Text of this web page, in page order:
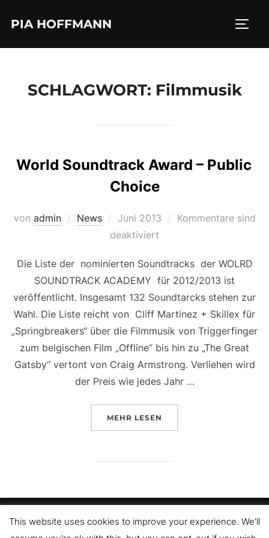
InhaltPIA HOFFMANN
SCHLAGWORT: Filmmusik
World Soundtrack Award – Public
Choice
von admin News
Veröffentlicht
am
Juni 2013
Kommentare sind
deaktiviert
Die Liste der nominierten Soundtracks der WOLRD
SOUNDTRACK ACADEMY für 2012/2013 ist
veröffentlicht. Insgesamt 132 Soundtarcks stehen zur
Wahl. Die Liste reicht von Cliff Martinez + Skillex für
„Springbreakers“ über die Filmmusik von Triggerfinger
zum belgischen Film „Offline“ bis hin zu „The Great
Gatsby“ vertont von Craig Armstrong. Verliehen wird
der Preis wie jedes Jahr …
MEHR ÜBER „WORLD SOUNDTRACK
LESEN
Copyright © 2026 Music Supervising and Rights Clearance
Service
This website uses cookies to improve your experience. We'll